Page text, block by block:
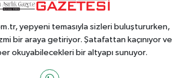
yepyeni temasıyla sizleri buluştururken,
bir araya getiriyor. Şatafattan kaçınıyor ve
okuyabilecekleri bir altyapı sunuyor.